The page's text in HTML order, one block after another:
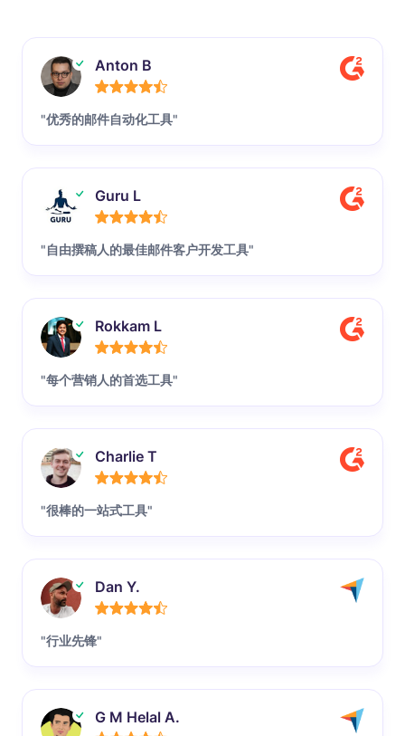
Anton B
"优秀的邮件自动化工具"
Guru L
"自由撰稿人的最佳邮件客户开发工具"
Rokkam L
"每个营销人的首选工具"
Charlie T
"很棒的一站式工具"
Dan Y.
"行业先锋"
G M Helal A.